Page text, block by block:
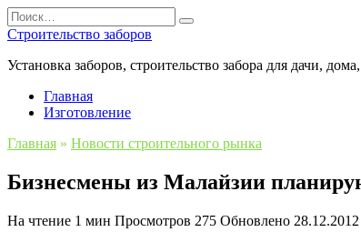
Перейти
к
содержанию
Search
for:
Строительство заборов
Установка заборов, строительство забора для дачи,
Главная
Изготовление
Главная » Новости строительного рынка
Бизнесмены из Малайзии
На чтение 1 мин Просмотров 275 Обновлено 28.12.2012